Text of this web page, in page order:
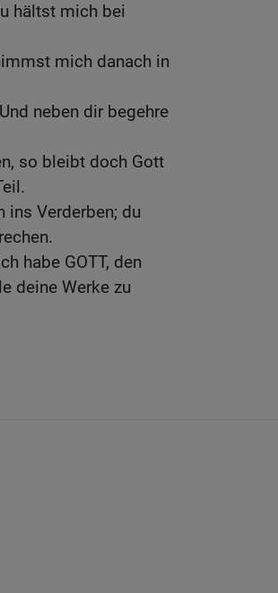
hältst mich bei
mich danach in
neben dir begehre
so bleibt doch Gott
ins Verderben; du
habe GOTT, den
deine Werke zu